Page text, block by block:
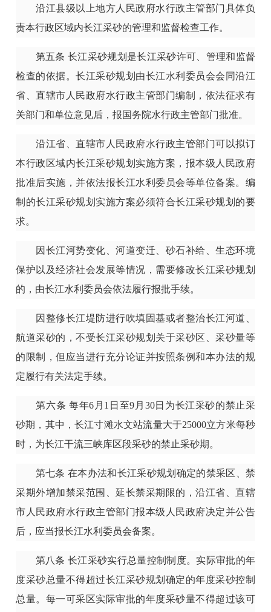
沿江县级以上地方人民政府水行政主管部门具体负
责本行政区域内长江采砂的管理和监督检查工作。
第五条 长江采砂规划是长江采砂许可、管理和监督
检查的依据。长江采砂规划由长江水利委员会会同沿江
省、直辖市人民政府水行政主管部门编制，依法征求有
关部门和单位意见后，报国务院水行政主管部门批准。
沿江省、直辖市人民政府水行政主管部门可以拟订
本行政区域内长江采砂规划实施方案，报本级人民政府
批准后实施，并依法报长江水利委员会等单位备案。编
制的长江采砂规划实施方案必须符合长江采砂规划的要
求。
因长江河势变化、河道变迁、砂石补给、生态环境
保护以及经济社会发展等情况，需要修改长江采砂规划
的，由长江水利委员会依法履行报批手续。
因整修长江堤防进行吹填固基或者整治长江河道、
航道采砂的，不受长江采砂规划关于采砂区、采砂量等
的限制，但应当进行充分论证并按照条例和本办法的规
定履行有关法定手续。
第六条 每年6月1日至9月30日为长江采砂的禁止采
砂期，其中，长江寸滩水文站流量大于25000立方米每秒
时，为长江干流三峡库区段采砂的禁止采砂期。
第七条 在本办法和长江采砂规划确定的禁采区、禁
采期外增加禁采范围、延长禁采期限的，沿江省、直辖
市人民政府水行政主管部门报本级人民政府决定并公告
后，应当报长江水利委员会备案。
第八条 长江采砂实行总量控制制度。实际审批的年
度采砂总量不得超过长江采砂规划确定的年度采砂控制
总量。每一可采区实际审批的年度采砂量不得超过该可